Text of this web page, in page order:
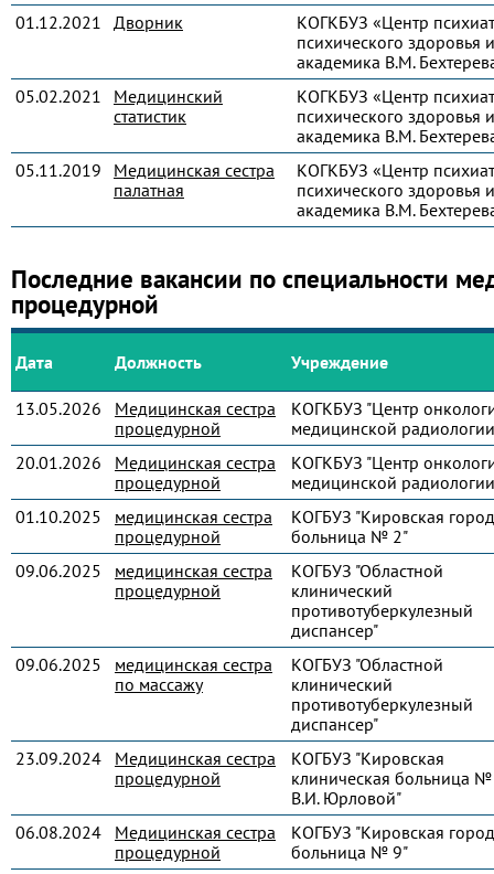
01.12.2021 Дворник
КОГКБУЗ «Центр
психического здоровья
академика В.М.
05.02.2021
Медицинский
статистик
КОГКБУЗ «Центр
психического здоровья
академика В.М.
05.11.2019
Медицинская сестра
палатная
КОГКБУЗ «Центр
психического здоровья
академика В.М.
Последние вакансии по специальности
процедурной
Дата Должность Учреждение
13.05.2026
Медицинская сестра
процедурной
КОГКБУЗ "Центр
медицинской
20.01.2026
Медицинская сестра
процедурной
КОГКБУЗ "Центр
медицинской
01.10.2025
медицинская сестра
процедурной
КОГБУЗ "Кировская
больница № 2"
09.06.2025
медицинская сестра
процедурной
КОГБУЗ "Областной
клинический
противотуберкулезный
диспансер"
09.06.2025
медицинская сестра
по массажу
КОГБУЗ "Областной
клинический
противотуберкулезный
диспансер"
23.09.2024
Медицинская сестра
процедурной
КОГБУЗ "Кировская
клиническая больница
В.И. Юрловой"
06.08.2024
Медицинская сестра
процедурной
КОГБУЗ "Кировская
больница № 9"